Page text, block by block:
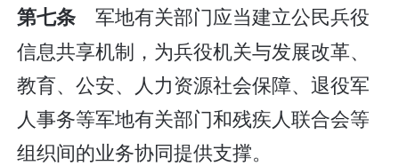
第七条军地有关部门应当建立公民兵役
信息共享机制，为兵役机关与发展改革、
教育、公安、人力资源社会保障、退役军
人事务等军地有关部门和残疾人联合会等
组织间的业务协同提供支撑。